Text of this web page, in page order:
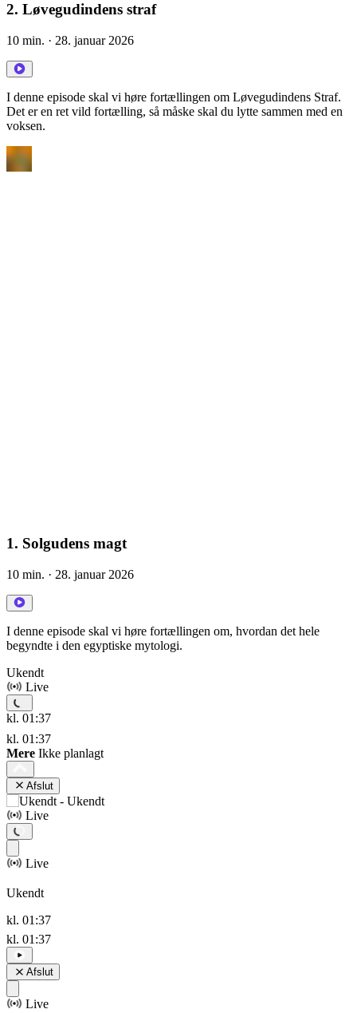
2. Løvegudindens straf
10 min. · 28. januar 2026
I denne episode skal vi høre fortællingen om Løvegudindens Straf.
Det er en ret vild fortælling, så måske skal du lytte sammen med en
voksen.
1. Solgudens magt
10 min. · 28. januar 2026
I denne episode skal vi høre fortællingen om, hvordan det hele
begyndte i den egyptiske mytologi.
Ukendt
Live
kl. 01:37
kl. 01:37
Mere Ikke planlagt
Afslut
Live
Live
Ukendt
kl. 01:37
kl. 01:37
Afslut
Live